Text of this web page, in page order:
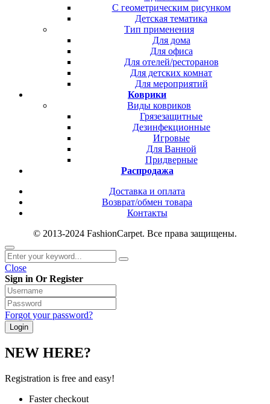
С геометрическим рисунком
Детская тематика
Тип применения
Для дома
Для офиса
Для отелей/ресторанов
Для детских комнат
Для мероприятий
Коврики
Виды ковриков
Грязезащитные
Дезинфекционные
Игровые
Для Ванной
Придверные
Распродажа
Доставка и оплата
Возврат/обмен товара
Контакты
© 2013-2024 FashionCarpet. Все права защищены.
Close
Sign in Or Register
Forgot your password?
NEW HERE?
Registration is free and easy!
Faster checkout